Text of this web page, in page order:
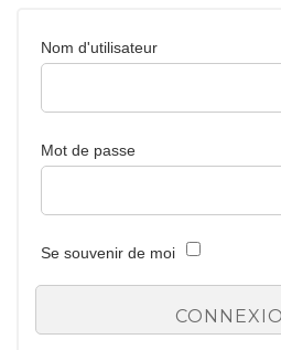
Nom d'utilisateur
Mot de passe
Se souvenir de moi